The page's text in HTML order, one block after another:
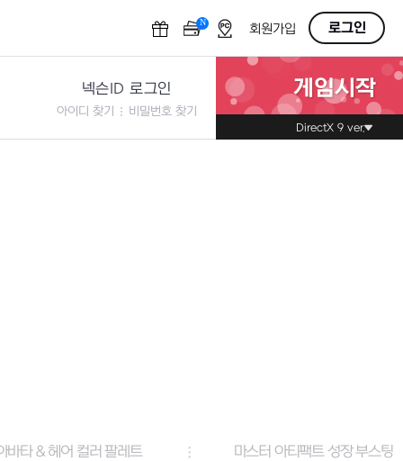
N OFF회원가입 로그인
넥슨ID 로그인
아이디 찾기 비밀번호 찾기
게임시작
DirectX 9 ver.
마스터 아티팩트 성장 부스팅 공명도